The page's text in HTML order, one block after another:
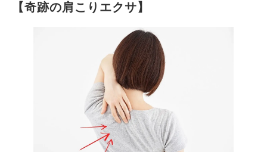
【奇跡の肩こりエクサ】